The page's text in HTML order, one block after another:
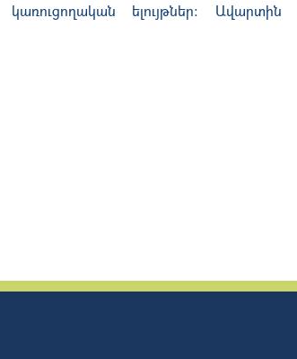
կառուցողական ելույթներ։